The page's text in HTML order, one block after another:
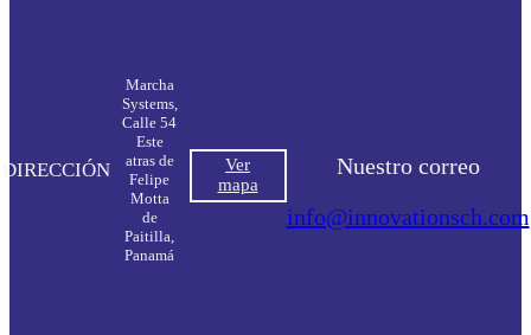
DIRECCIÓN
Marcha
Systems,
Calle 54
Este
atras de
Felipe
Motta
de
Paitilla,
Panamá
Ver
mapa
Nuestro correo
info@innovationsch.com